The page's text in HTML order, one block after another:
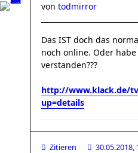
von todmirror
Das IST doch das
noch online. Oder
verstanden???
http://www.klack.de/
up=details
Zitieren 30.05.2018,